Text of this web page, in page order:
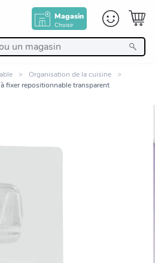
Magasin
Choisir
la table
Organisation de la cuisine
fixer repositionnable transparent